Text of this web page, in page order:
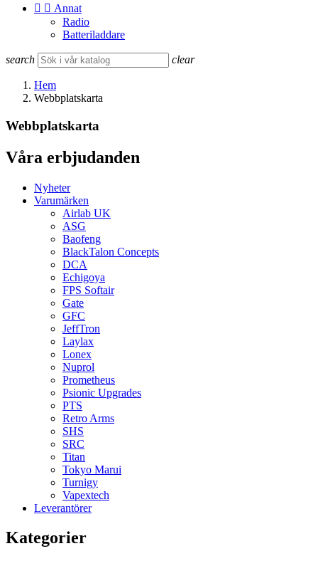
  Annat
Radio
Batteriladdare
search clear
Hem
Webbplatskarta
Webbplatskarta
Våra erbjudanden
Nyheter
Varumärken
Airlab UK
ASG
Baofeng
BlackTalon Concepts
DCA
Echigoya
FPS Softair
Gate
GFC
JeffTron
Laylax
Lonex
Nuprol
Prometheus
Psionic Upgrades
PTS
Retro Arms
SHS
SRC
Titan
Tokyo Marui
Turnigy
Vapextech
Leverantörer
Kategorier